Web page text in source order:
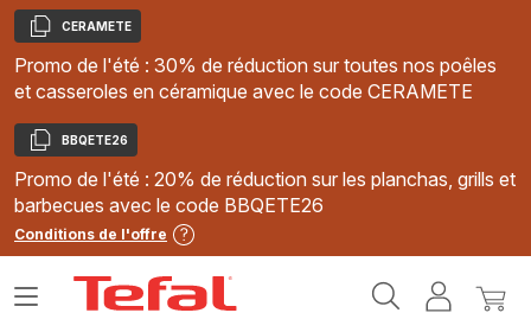
Copier
CERAMETE
Promo de l'été : 30% de réduction sur toutes nos poêles
et casseroles en céramique avec le code CERAMETE
Copier
BBQETE26
Promo de l'été : 20% de réduction sur les planchas, grills et
barbecues avec le code BBQETE26
Conditions de l'offre
MonMon
Ouvrir